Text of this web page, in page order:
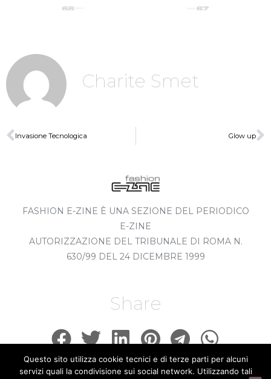
Charite Smet
Invasione Tecnologica Glow up
FASHION E-ZINE È UNA SEZIONE DEL PERIODICO
E-ZINE
AUTORIZZAZIONE DEL TRIBUNALE DI ROMA N.
630/99 DEL 24 DICEMBRE 1999
Share
Questo sito utilizza cookie tecnici e di terze parti per alcuni
servizi quali la condivisione sui social network. Utilizzando tali